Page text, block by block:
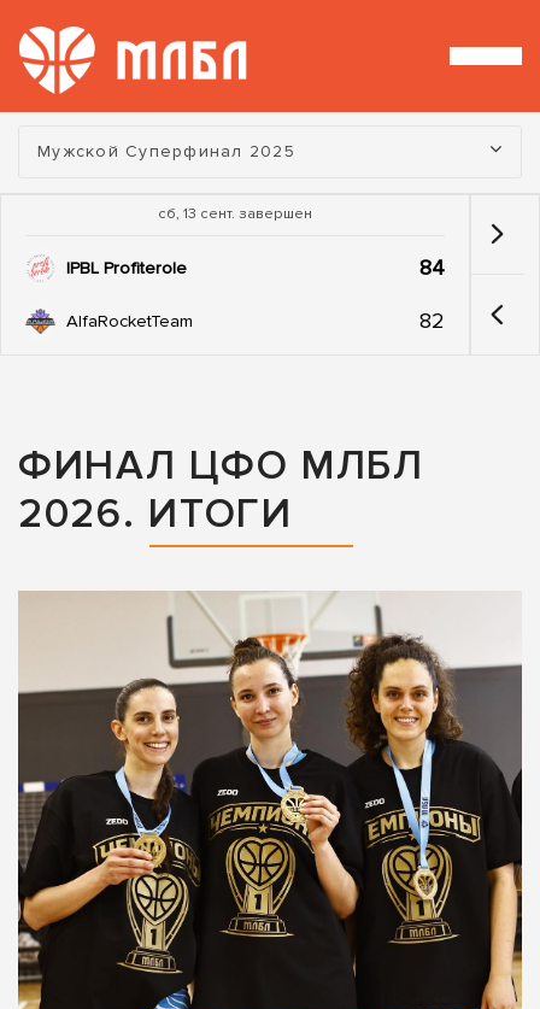
Турнир:
Мужской Суперфинал 2025
сб, 13 сент. завершен
IPBL Profiterole 84
AlfaRocketTeam 82
ФИНАЛ ЦФО МЛБЛ
2026. ИТОГИ